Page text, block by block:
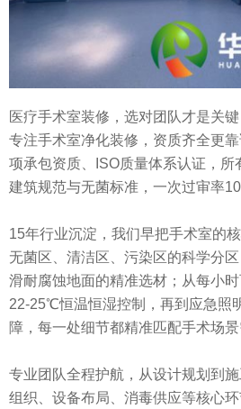
医疗手术室装修，选对团队才是关
专注手术室净化装修，资质齐全更
项承包资质、ISO质量体系认证，所
建筑规范与无菌标准，一次过审率
15年行业沉淀，我们早把手术室的
无菌区、清洁区、污染区的科学分
滑耐腐蚀地面的精准选材；从每小
22-25℃恒温恒湿控制，再到应急照
障，每一处细节都精准匹配手术场景
专业团队全程护航，从设计规划到
组织、设备布局、消毒供应等核心